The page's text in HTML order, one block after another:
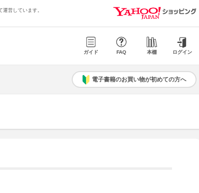
営しています。
ガイド FAQ 本棚 ログイン
電子書籍のお買い物が初めての方へ